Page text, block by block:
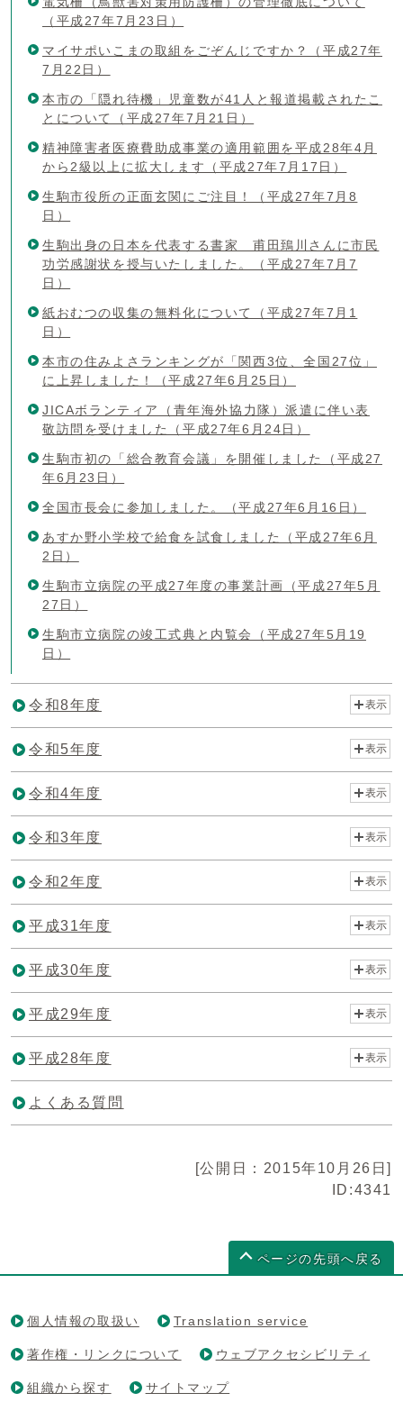
（平成27年7月23日）
マイサポいこまの取組をごぞんじですか？（平成27年
7月22日）
本市の「隠れ待機」児童数が41人と報道掲載されたこ
とについて（平成27年7月21日）
精神障害者医療費助成事業の適用範囲を平成28年4月
から2級以上に拡大します（平成27年7月17日）
生駒市役所の正面玄関にご注目！（平成27年7月8
日）
生駒出身の日本を代表する書家 甫田鵄川さんに市民
功労感謝状を授与いたしました。（平成27年7月7
日）
紙おむつの収集の無料化について（平成27年7月1
日）
本市の住みよさランキングが「関西3位、全国27位」
に上昇しました！（平成27年6月25日）
JICAボランティア（青年海外協力隊）派遣に伴い表
敬訪問を受けました（平成27年6月24日）
生駒市初の「総合教育会議」を開催しました（平成27
年6月23日）
全国市長会に参加しました。（平成27年6月16日）
あすか野小学校で給食を試食しました（平成27年6月
2日）
生駒市立病院の平成27年度の事業計画（平成27年5月
27日）
生駒市立病院の竣工式典と内覧会（平成27年5月19
日）
令和8年度 表示
令和5年度 表示
令和4年度 表示
令和3年度 表示
令和2年度 表示
平成31年度 表示
平成30年度 表示
平成29年度 表示
平成28年度 表示
よくある質問
[公開日：2015年10月26日]
ID:4341
ページの先頭へ戻る
個人情報の取扱い Translation service
著作権・リンクについて ウェブアクセシビリティ
組織から探す サイトマップ